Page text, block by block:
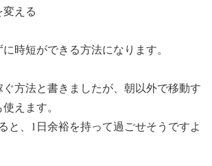
変える
時短ができる方法になります。
方法と書きましたが、朝以外で移動す
えます。
と、1日余裕を持って過ごせそうですよ